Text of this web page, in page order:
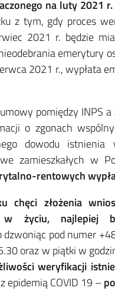
na luty 2021 r.
z tym, gdy proces
2021 r. będzie
emerytury
2021 r., wypłata
pomiędzy INPS a
o zgonach
dowodu
zamieszkałych w
rentowych
chęci złożenia
w życiu, najlepiej
pod numer
oraz w piątki w
weryfikacji
epidemią COVID 19 –